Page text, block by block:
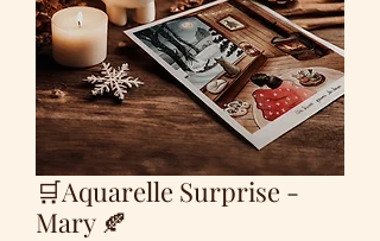
🛒Aquarelle Surprise -
Mary 🍂